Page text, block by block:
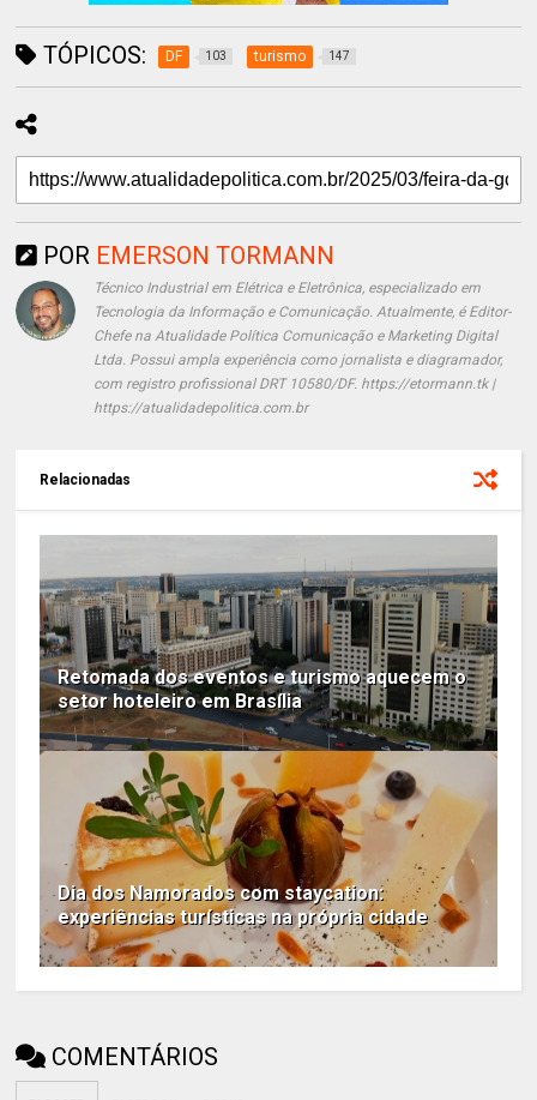
TÓPICOS: DF 103 turismo 147
POR EMERSON TORMANN
Técnico Industrial em Elétrica e Eletrônica, especializado em
Tecnologia da Informação e Comunicação. Atualmente, é Editor-
Chefe na Atualidade Política Comunicação e Marketing Digital
Ltda. Possui ampla experiência como jornalista e diagramador,
com registro profissional DRT 10580/DF. https://etormann.tk |
https://atualidadepolitica.com.br
Relacionadas
Retomada dos eventos e turismo aquecem o
setor hoteleiro em Brasília
Dia dos Namorados com staycation:
experiências turísticas na própria cidade
COMENTÁRIOS